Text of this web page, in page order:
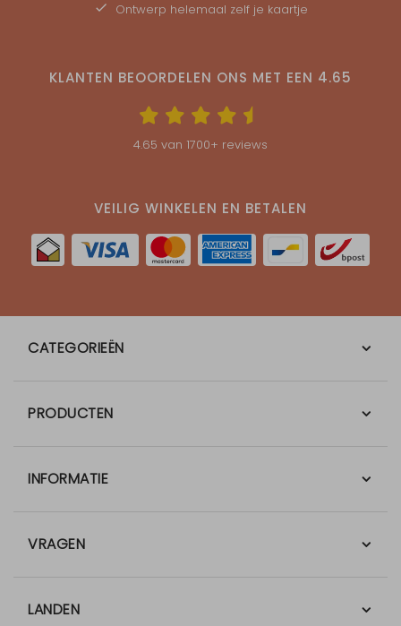
Ontwerp helemaal zelf je kaartje
KLANTEN BEOORDELEN ONS MET EEN 4.65
4.65 van 1700+ reviews
VEILIG WINKELEN EN BETALEN
CATEGORIEËN
PRODUCTEN
INFORMATIE
VRAGEN
LANDEN